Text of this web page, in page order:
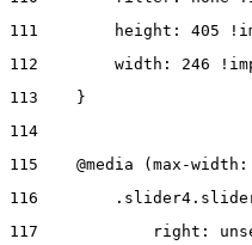
111
height: 405
112
width: 246
113
    }
114
115
@media (max-
116
117
right: